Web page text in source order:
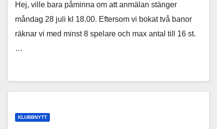
Hej, ville bara påminna om att anmälan stänger
måndag 28 juli kl 18.00. Eftersom vi bokat två banor
räknar vi med minst 8 spelare och max antal till 16 st.
…
KLUBBNYTT